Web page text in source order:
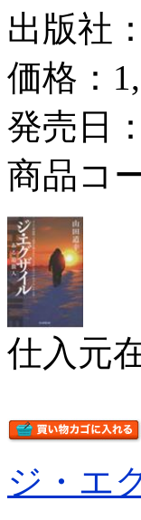
出版社：
価格：
発売日
商品コ
仕入元
ジ・エ